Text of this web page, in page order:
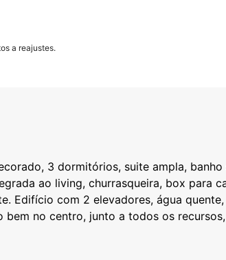
a reajustes.
3 dormitórios, suite ampla,
ao living, churrasqueira, box para
Edifício com 2 elevadores, água
no centro, junto a todos os